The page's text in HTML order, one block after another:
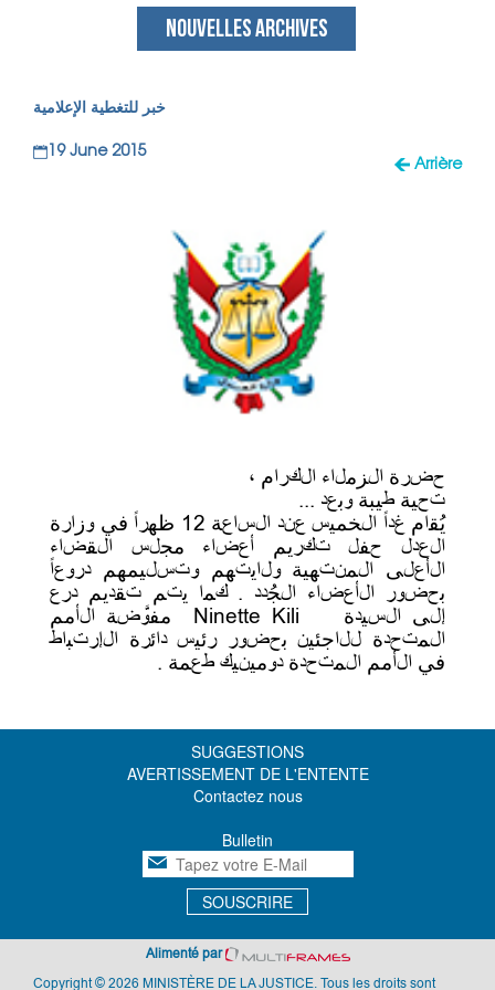
NOUVELLES ARCHIVES
خبر للتغطية الإعلامية
Arrière
19 June 2015
حضرة الزملاء الكرام ،
تحية طيبة وبعد ...
يُقام غداً الخميس عند الساعة 12 ظهراً في وزارة
العدل حفل تكريم أعضاء مجلس القضاء
الأعلى المنتهية ولايتهم وتسليمهم دروعاً
بحضور الأعضاء الجُدد . كما يتم تقديم درع
إلى السيدة Ninette Kili مفوَّضة الأمم
المتحدة للاجئين بحضور رئيس دائرة الإرتباط
في الأمم المتحدة دومينيك طعمة .
SUGGESTIONS
AVERTISSEMENT DE L'ENTENTE
Contactez nous
Bulletin
SOUSCRIRE
Alimenté par
Copyright © 2026 MINISTÈRE DE LA JUSTICE. Tous les droits sont